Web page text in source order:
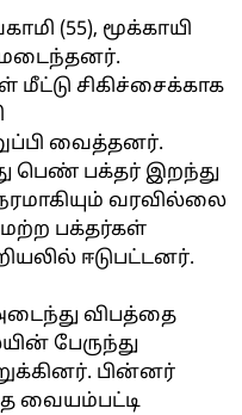
(55), மூக்காயி
சிகிச்சைக்காக
வைத்தனர்.
பெண் பக்தர் இறந்து
வரவில்லை
மற்ற பக்தர்கள்
ஈடுபட்டனர்.
விபத்தை
பேருந்து
பின்னர்
வையம்பட்டி